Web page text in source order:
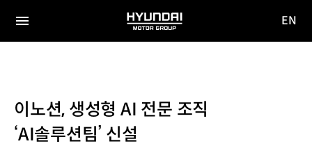
전체
HYUNDAI
MOTOR
EN
이노션, 생성형 AI 전문 조직
‘AI솔루션팀’ 신설